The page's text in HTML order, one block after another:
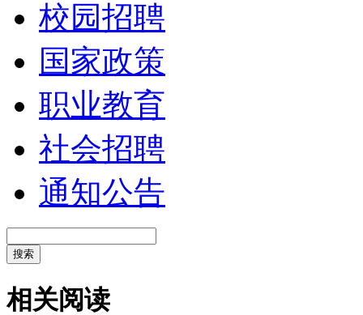
校园招聘
国家政策
职业教育
社会招聘
通知公告
搜索
相关阅读